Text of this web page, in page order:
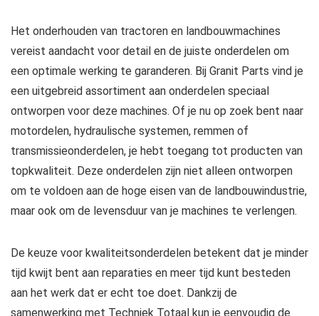
Het onderhouden van tractoren en landbouwmachines
vereist aandacht voor detail en de juiste onderdelen om
een optimale werking te garanderen. Bij Granit Parts vind je
een uitgebreid assortiment aan onderdelen speciaal
ontworpen voor deze machines. Of je nu op zoek bent naar
motordelen, hydraulische systemen, remmen of
transmissieonderdelen, je hebt toegang tot producten van
topkwaliteit. Deze onderdelen zijn niet alleen ontworpen
om te voldoen aan de hoge eisen van de landbouwindustrie,
maar ook om de levensduur van je machines te verlengen.
De keuze voor kwaliteitsonderdelen betekent dat je minder
tijd kwijt bent aan reparaties en meer tijd kunt besteden
aan het werk dat er echt toe doet. Dankzij de
samenwerking met Techniek Totaal kun je eenvoudig de